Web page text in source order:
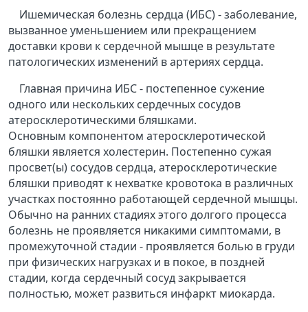
Ишемическая болезнь сердца (ИБС) - заболевание,
вызванное уменьшением или прекращением
доставки крови к сердечной мышце в результате
патологических изменений в артериях сердца.
Главная причина ИБС - постепенное сужение
одного или нескольких сердечных сосудов
атеросклеротическими бляшками.
Основным компонентом атеросклеротической
бляшки является холестерин. Постепенно сужая
просвет(ы) сосудов сердца, атеросклеротические
бляшки приводят к нехватке кровотока в различных
участках постоянно работающей сердечной мышцы.
Обычно на ранних стадиях этого долгого процесса
болезнь не проявляется никакими симптомами, в
промежуточной стадии - проявляется болью в груди
при физических нагрузках и в покое, в поздней
стадии, когда сердечный сосуд закрывается
полностью, может развиться инфаркт миокарда.